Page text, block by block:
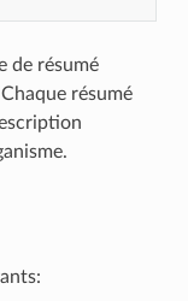
de résumé
résumé